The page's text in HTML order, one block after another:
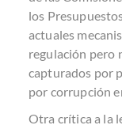
los
actuales
regulación pero
capturados por
por corrupción
Otra crítica a la